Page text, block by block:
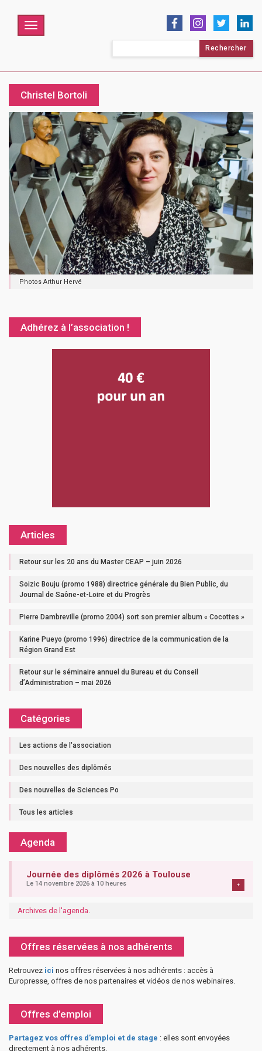
Menu
Christel Bortoli
Photos Arthur Hervé
Adhérez à l’association !
Articles
Retour sur les 20 ans du Master CEAP – juin 2026
Soizic Bouju (promo 1988) directrice générale du Bien Public, du
Journal de Saône-et-Loire et du Progrès
Pierre Dambreville (promo 2004) sort son premier album « Cocottes »
Karine Pueyo (promo 1996) directrice de la communication de la
Région Grand Est
Retour sur le séminaire annuel du Bureau et du Conseil
d’Administration – mai 2026
Catégories
Les actions de l'association
Des nouvelles des diplômés
Des nouvelles de Sciences Po
Tous les articles
Agenda
Journée des diplômés 2026 à Toulouse
Le 14 novembre 2026 à 10 heures +
Archives de l'agenda
Offres réservées à nos adhérents
Retrouvez ici nos offres réservées à nos adhérents : accès à
Europresse, offres de nos partenaires et vidéos de nos webinaires.
Offres d’emploi
Partagez vos offres d’emploi et de stage : elles sont envoyées
directement à nos adhérents.